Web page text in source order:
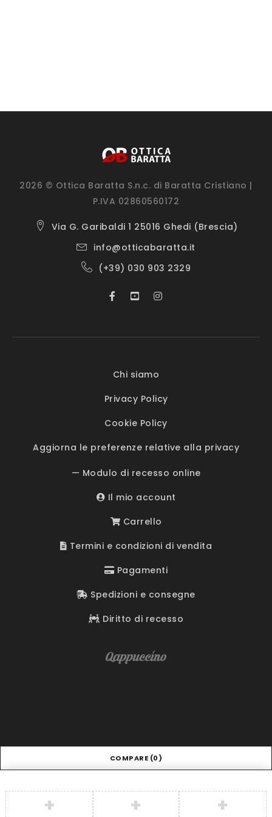
2026 © Ottica Baratta S.n.c. di Baratta Cristiano |
P.IVA 02860560172
Via G. Garibaldi 1 25016 Ghedi (Brescia)
info@otticabaratta.it
(+39) 030 903 2329
Chi siamo
Privacy Policy
Cookie Policy
Aggiorna le preferenze relative alla privacy
— Modulo di recesso online
Il mio account
Carrello
Termini e condizioni di vendita
Pagamenti
Spedizioni e consegne
Diritto di recesso
COMPARE (0)